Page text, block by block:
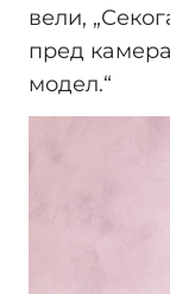
вели,
пред
модел.“